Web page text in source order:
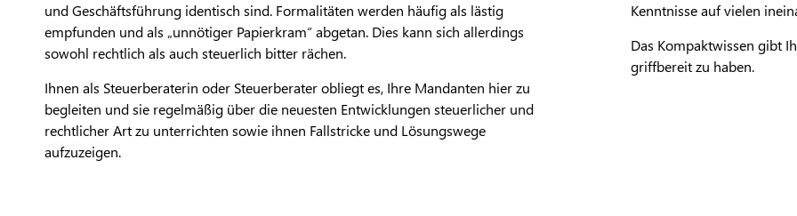
und Geschäftsführung identisch sind. Formalitäten werden häufig als lästig
empfunden und als „unnötiger Papierkram“ abgetan. Dies kann sich allerdings
sowohl rechtlich als auch steuerlich bitter rächen.
Ihnen als Steuerberaterin oder Steuerberater obliegt es, Ihre Mandanten hier zu
begleiten und sie regelmäßig über die neuesten Entwicklungen steuerlicher und
rechtlicher Art zu unterrichten sowie ihnen Fallstricke und Lösungswege
aufzuzeigen.
Kenntnisse auf vielen
Das Kompaktwissen gibt
griffbereit zu haben.